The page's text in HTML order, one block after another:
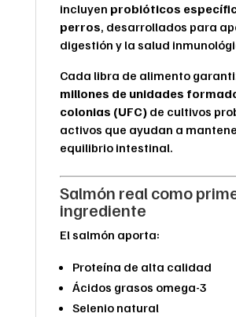
incluyen probióticos
perros, desarrollados para
digestión y la salud
Cada libra de alimento
millones de unidades
colonias (UFC)de cultivos
activos que ayudan a
equilibrio intestinal.
Salmón real como
ingrediente
El salmón aporta:
Proteína de alta calidad
Ácidos grasos omega-3
Selenio natural